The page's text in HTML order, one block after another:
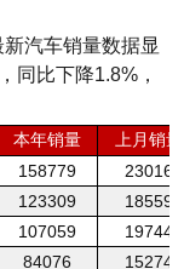
汽车销量数据显
同比下降1.8%，
本年销量
上月销量
158779
23016
123309
18559
107059
19744
84076
15274